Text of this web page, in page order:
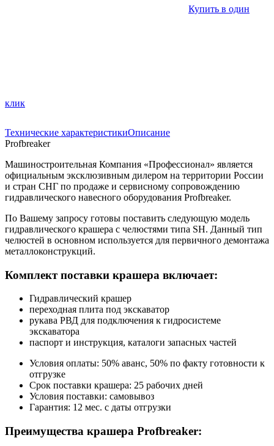
Купить в один
клик
Технические характеристикиОписание
Profbreaker
Машиностроительная Компания «Профессионал» является
официальным эксклюзивным дилером на территории России
и стран СНГ по продаже и сервисному сопровождению
гидравлического навесного оборудования Profbreaker.
По Вашему запросу готовы поставить следующую модель
гидравлического крашера с челюстями типа SH. Данный тип
челюстей в основном используется для первичного демонтажа
металлоконструкций.
Комплект поставки крашера включает:
Гидравлический крашер
переходная плита под экскаватор
рукава РВД для подключения к гидросистеме
экскаватора
паспорт и инструкция, каталоги запасных частей
Условия оплаты: 50% аванс, 50% по факту готовности к
отгрузке
Срок поставки крашера: 25 рабочих дней
Условия поставки: самовывоз
Гарантия: 12 мес. с даты отгрузки
Преимущества крашера Profbreaker: